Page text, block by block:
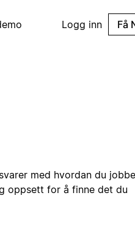
Logg inn Få
med hvordan du
oppsett for å finne det du